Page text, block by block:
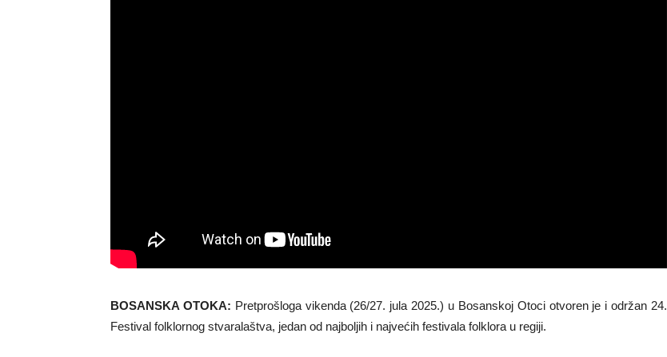
BOSANSKA OTOKA: Pretprošloga vikenda (26/27. jula 2025.) u Bosanskoj Otoci otvoren je i održan 24.
Festival folklornog stvaralaštva, jedan od najboljih i najvećih festivala folklora u regiji.